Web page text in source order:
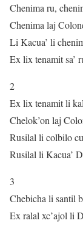
Chenima ru,
Chenima laj
Li Kacua’ li
Ex lix tenamit sa’
2
Ex lix tenamit li
Chelok’on laj
Rusilal li colbilo
Rusilal li Kacua’
3
Chebicha li santil
Ex ralal xc’ajol li